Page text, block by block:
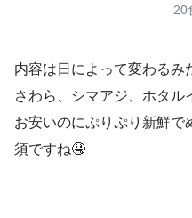
20
内容は日によって変わるみ
さわら、シマアジ、ホタル
お安いのにぷりぷり新鮮で
須ですね🤤